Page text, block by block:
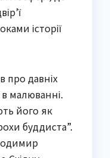
історії
про давніх
малюванні.
його як
буддиста”.